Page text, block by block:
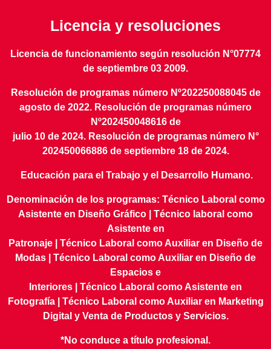
Licencia y resoluciones
Licencia de funcionamiento según resolución N°07774
de septiembre 03 2009.
Resolución de programas número Nº202250088045 de
agosto de 2022. Resolución de programas número
Nº202450048616 de
julio 10 de 2024. Resolución de programas número N°
202450066886 de septiembre 18 de 2024.
Educación para el Trabajo y el Desarrollo Humano.
Denominación de los programas: Técnico Laboral como
Asistente en Diseño Gráfico | Técnico laboral como
Asistente en
Patronaje | Técnico Laboral como Auxiliar en Diseño de
Modas | Técnico Laboral como Auxiliar en Diseño de
Espacios e
Interiores | Técnico Laboral como Asistente en
Fotografía | Técnico Laboral como Auxiliar en Marketing
Digital y Venta de Productos y Servicios.
*No conduce a título profesional.